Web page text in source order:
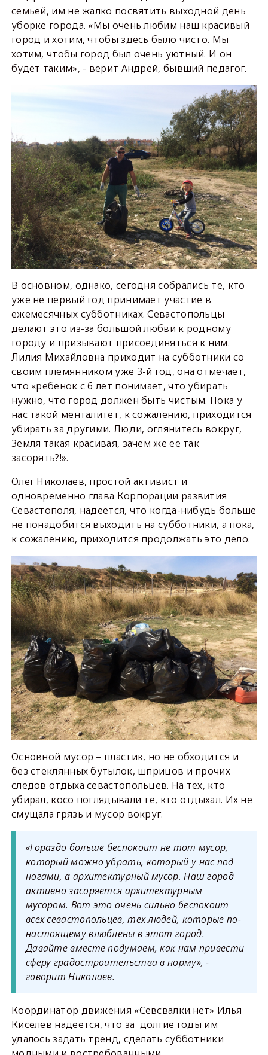
семьей, им не жалко посвятить выходной день
уборке города. «Мы очень любим наш красивый
город и хотим, чтобы здесь было чисто. Мы
хотим, чтобы город был очень уютный. И он
будет таким», - верит Андрей, бывший педагог.
В основном, однако, сегодня собрались те, кто
уже не первый год принимает участие в
ежемесячных субботниках. Севастопольцы
делают это из-за большой любви к родному
городу и призывают присоединяться к ним.
Лилия Михайловна приходит на субботники со
своим племянником уже 3-й год, она отмечает,
что «ребенок с 6 лет понимает, что убирать
нужно, что город должен быть чистым. Пока у
нас такой менталитет, к сожалению, приходится
убирать за другими. Люди, оглянитесь вокруг,
Земля такая красивая, зачем же её так
засорять?!».
Олег Николаев, простой активист и
одновременно глава Корпорации развития
Севастополя, надеется, что когда-нибудь больше
не понадобится выходить на субботники, а пока,
к сожалению, приходится продолжать это дело.
Основной мусор – пластик, но не обходится и
без стеклянных бутылок, шприцов и прочих
следов отдыха севастопольцев. На тех, кто
убирал, косо поглядывали те, кто отдыхал. Их не
смущала грязь и мусор вокруг.
«Гораздо больше беспокоит не тот мусор,
который можно убрать, который у нас под
ногами, а архитектурный мусор. Наш город
активно засоряется архитектурным
мусором. Вот это очень сильно беспокоит
всех севастопольцев, тех людей, которые по-
настоящему влюблены в этот город.
Давайте вместе подумаем, как нам привести
сферу градостроительства в норму», -
говорит Николаев.
Координатор движения «Севсвалки.нет» Илья
Киселев надеется, что за долгие годы им
удалось задать тренд, сделать субботники